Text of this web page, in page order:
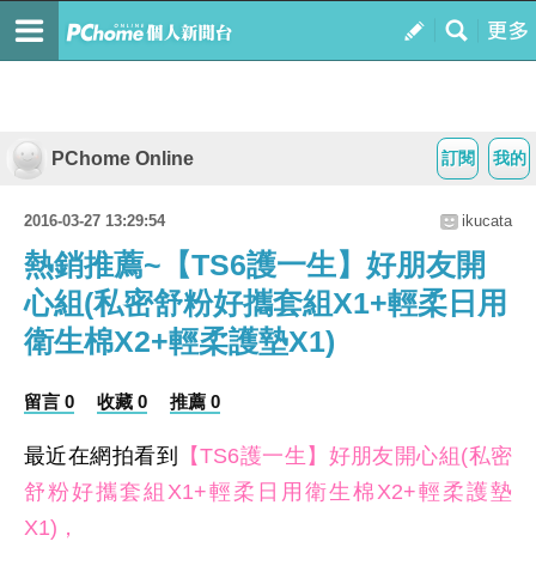
我的
訂閱
PChome Online
2016-03-27 13:29:54 ikucata
熱銷推薦~【TS6護一生】好朋友開
心組(私密舒粉好攜套組X1+輕柔日用
衛生棉X2+輕柔護墊X1)
留言 0 收藏 0 推薦 0
最近在網拍看到
【TS6護一生】好朋友開心組(私密
舒粉好攜套組X1+輕柔日用衛生棉X2+輕柔護墊
X1)，